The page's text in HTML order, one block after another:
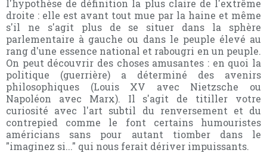
l'hypothèse de définition la plus claire de l'extrême
droite : elle est avant tout mue par la haine et même
s'il ne s'agit plus de se situer dans la sphère
parlementaire à gauche ou dans le peuple élevé au
rang d'une essence national et rabougri en un peuple.
On peut découvrir des choses amusantes : en quoi la
politique (guerrière) a déterminé des avenirs
philosophiques (Louis XV avec Nietzsche ou
Napoléon avec Marx). Il s'agit de titiller votre
curiosité avec l'art subtil du renversement et du
contrepied comme le font certains humouristes
américians sans pour autant tiomber dans le
"imaginez si..." qui nous ferait dériver impuissants.